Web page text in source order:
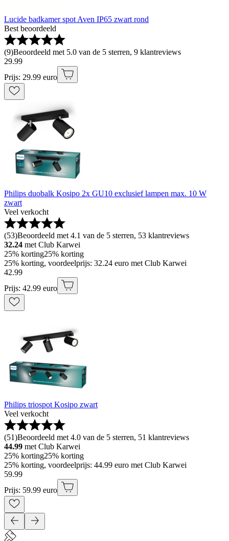
Lucide badkamer spot Aven IP65 zwart rond
Best beoordeeld
(9)Beoordeeld met 5.0 van de 5 sterren, 9 klantreviews
29.99
Prijs: 29.99 euro
Philips duobalk Kosipo 2x GU10 exclusief lampen max. 10 W
zwart
Veel verkocht
(53)Beoordeeld met 4.1 van de 5 sterren, 53 klantreviews
32.24 met Club Karwei
25% korting25% korting
25% korting, voordeelprijs: 32.24 euro met Club Karwei
42.99
Prijs: 42.99 euro
Philips triospot Kosipo zwart
Veel verkocht
(51)Beoordeeld met 4.0 van de 5 sterren, 51 klantreviews
44.99 met Club Karwei
25% korting25% korting
25% korting, voordeelprijs: 44.99 euro met Club Karwei
59.99
Prijs: 59.99 euro